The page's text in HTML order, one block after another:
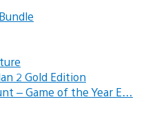
2 Gold Edition
– Game of the Year E…